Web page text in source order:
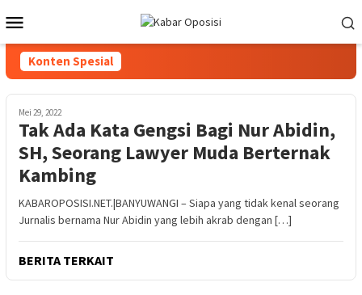
ke
kontenMobile
Konten Spesial
Mei 29, 2022
Tak Ada Kata Gengsi Bagi Nur Abidin,
SH, Seorang Lawyer Muda Berternak
Kambing
KABAROPOSISI.NET.|BANYUWANGI – Siapa yang tidak kenal seorang
Jurnalis bernama Nur Abidin yang lebih akrab dengan […]
BERITA TERKAIT